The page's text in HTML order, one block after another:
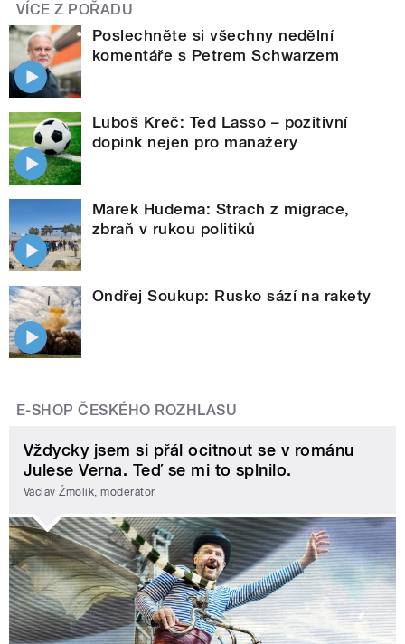
VÍCE Z POŘADU
Poslechněte si všechny nedělní
komentáře s Petrem Schwarzem
Luboš Kreč: Ted Lasso – pozitivní
dopink nejen pro manažery
Marek Hudema: Strach z migrace,
zbraň v rukou politiků
Ondřej Soukup: Rusko sází na rakety
E-SHOP ČESKÉHO ROZHLASU
Vždycky jsem si přál ocitnout se v románu
Julese Verna. Teď se mi to splnilo.
Václav Žmolík, moderátor